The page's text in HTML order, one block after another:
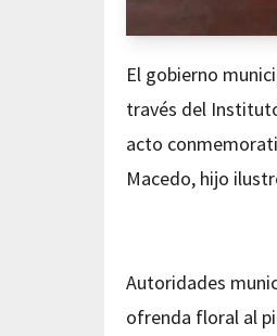
El gobierno
través del
acto
Macedo, hijo
Autoridades
ofrenda floral al